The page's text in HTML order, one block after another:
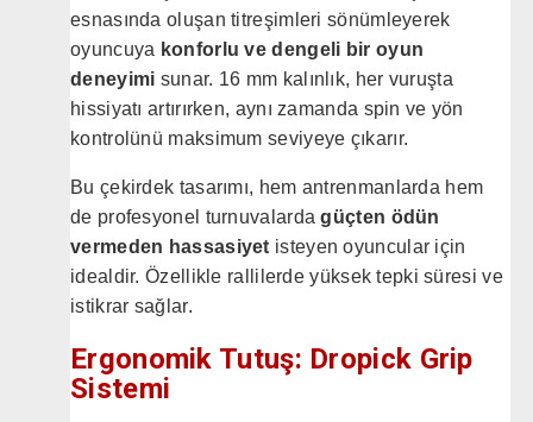
esnasında oluşan titreşimleri sönümleyerek
oyuncuya konforlu ve dengeli bir oyun
deneyimi sunar. 16 mm kalınlık, her vuruşta
hissiyatı artırırken, aynı zamanda spin ve yön
kontrolünü maksimum seviyeye çıkarır.
Bu çekirdek tasarımı, hem antrenmanlarda hem
de profesyonel turnuvalardagüçten ödün
vermeden hassasiyet isteyen oyuncular için
idealdir. Özellikle rallilerde yüksek tepki süresi ve
istikrar sağlar.
Ergonomik Tutuş: Dropick Grip
Sistemi